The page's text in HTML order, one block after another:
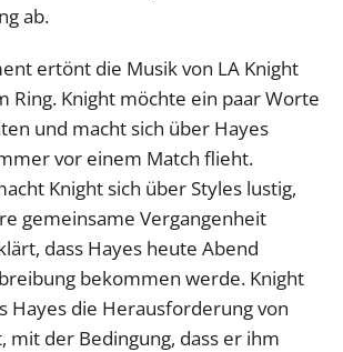
ab.
ertönt die Musik von LA Knight
Ring. Knight möchte ein paar Worte
und macht sich über Hayes
vor einem Match flieht.
Knight sich über Styles lustig,
gemeinsame Vergangenheit
dass Hayes heute Abend
bekommen werde. Knight
Hayes die Herausforderung von
mit der Bedingung, dass er ihm